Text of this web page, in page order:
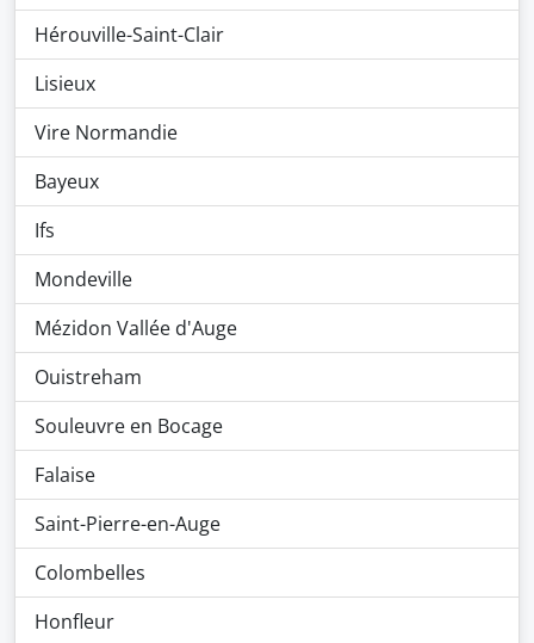
Hérouville-Saint-Clair
Lisieux
Vire Normandie
Bayeux
Ifs
Mondeville
Mézidon Vallée d'Auge
Ouistreham
Souleuvre en Bocage
Falaise
Saint-Pierre-en-Auge
Colombelles
Honfleur